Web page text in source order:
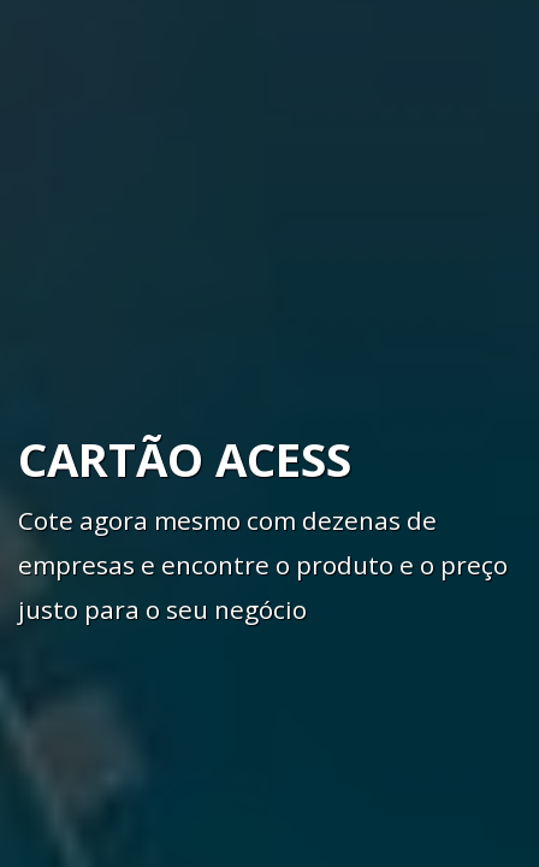
CARTÃO ACESS
Cote agora mesmo com dezenas de
empresas e encontre o produto e o preço
justo para o seu negócio